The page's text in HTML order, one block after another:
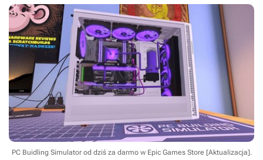
PC Buidling Simulator od dziś za darmo w Epic Games Store [Aktualizacja].